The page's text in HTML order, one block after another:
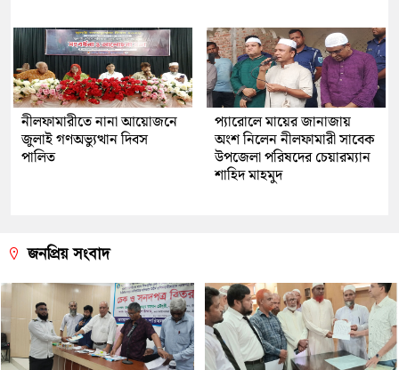
নীলফামারীতে নানা আয়োজনে
জুলাই গণঅভ্যুত্থান দিবস
পালিত
প্যারোলে মায়ের জানাজায়
অংশ নিলেন নীলফামারী সাবেক
উপজেলা পরিষদের চেয়ারম্যান
শাহিদ মাহমুদ
জনপ্রিয় সংবাদ